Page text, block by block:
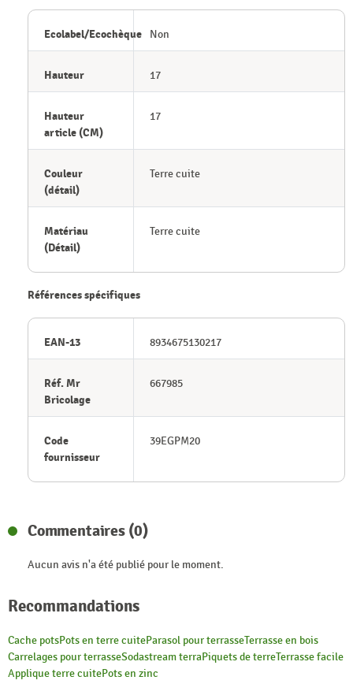
Ecolabel/Ecochèque Non
Hauteur 17
Hauteur
article (CM)
17
Couleur
(détail)
Terre cuite
Matériau
(Détail)
Terre cuite
Références spécifiques
EAN-13 8934675130217
Réf. Mr
Bricolage
667985
Code
fournisseur
39EGPM20
Commentaires (0)
Aucun avis n'a été publié pour le moment.
Recommandations
Cache potsPots en terre cuiteParasol pour terrasseTerrasse en bois
Carrelages pour terrasseSodastream terraPiquets de terreTerrasse facile
Applique terre cuitePots en zinc